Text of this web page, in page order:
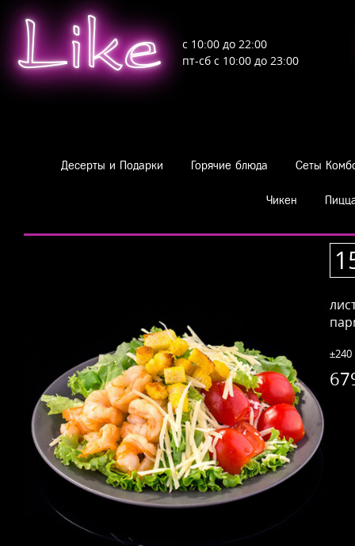
с 10:00 до 22:00
пт-сб с 10:00 до 23:00
Десерты и Подарки Горячие блюда Сеты
Чикен
Цезарь с креветкой
±240